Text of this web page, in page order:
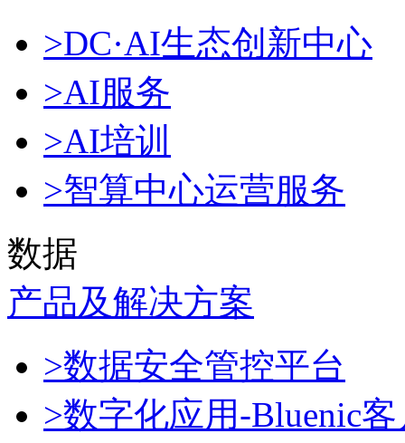
>DC·AI生态创新中心
>AI服务
>AI培训
>智算中心运营服务
数据
产品及解决方案
>数据安全管控平台
>数字化应用-Bluenic